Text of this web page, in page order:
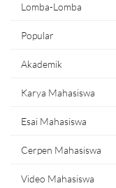
Lomba-Lomba
Popular
Akademik
Karya Mahasiswa
Esai Mahasiswa
Cerpen Mahasiswa
Video Mahasiswa